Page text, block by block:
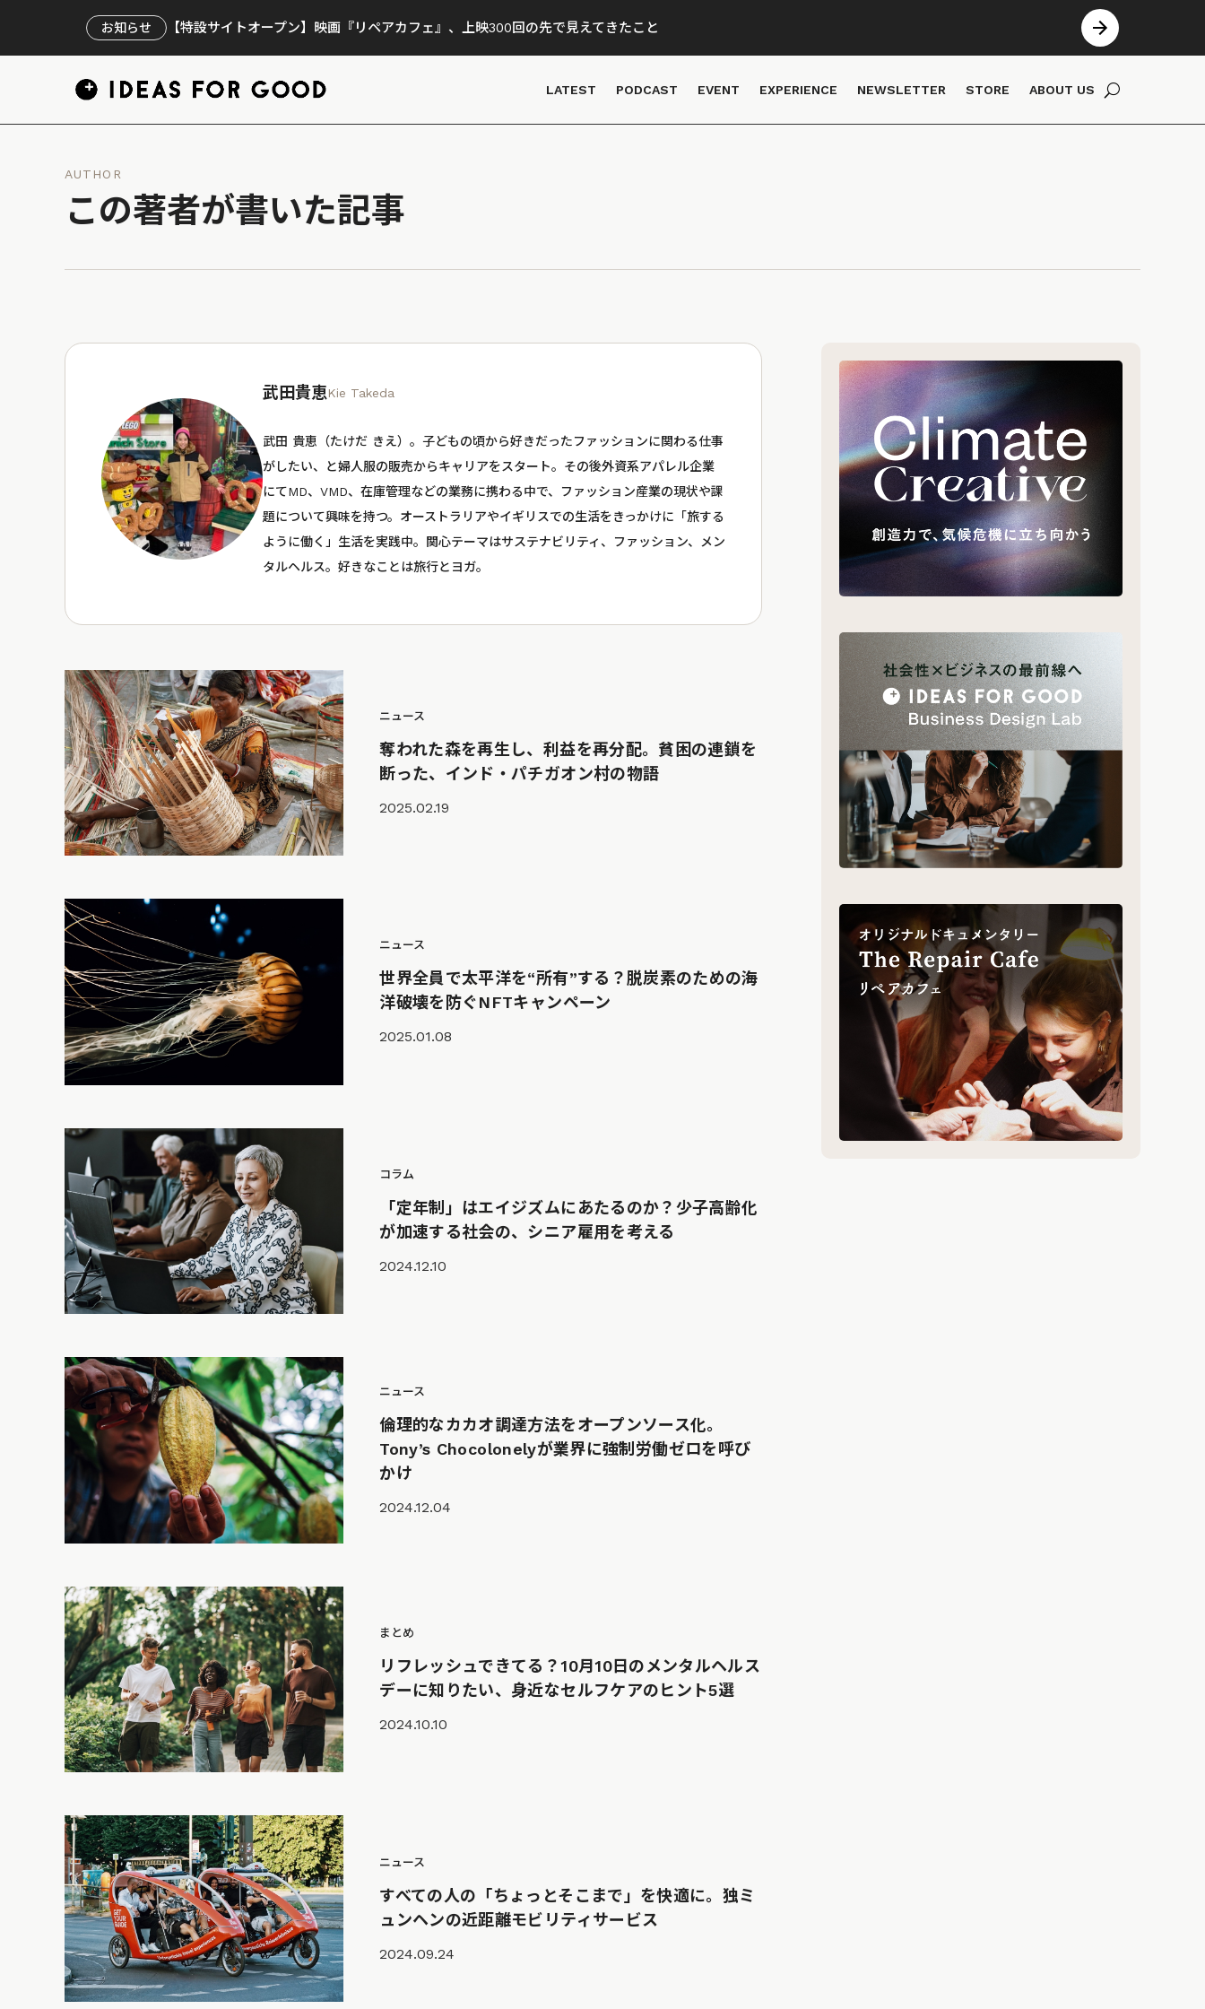
お知らせ 【特設サイトオープン】映画『リペアカフェ』、上映300回の先で見えてきたこと
LATEST PODCAST EVENT EXPERIENCE NEWSLETTER STORE ABOUT US
AUTHOR
この著者が書いた記事
武田貴恵Kie Takeda
武田 貴恵（たけだ きえ）。子どもの頃から好きだったファッションに関わる仕事
がしたい、と婦人服の販売からキャリアをスタート。その後外資系アパレル企業
にてMD、VMD、在庫管理などの業務に携わる中で、ファッション産業の現状や課
題について興味を持つ。オーストラリアやイギリスでの生活をきっかけに「旅する
ように働く」生活を実践中。関心テーマはサステナビリティ、ファッション、メン
タルヘルス。好きなことは旅行とヨガ。
ニュース
奪われた森を再生し、利益を再分配。貧困の連鎖を
断った、インド・パチガオン村の物語
2025.02.19
ニュース
世界全員で太平洋を“所有”する？脱炭素のための海
洋破壊を防ぐNFTキャンペーン
2025.01.08
コラム
「定年制」はエイジズムにあたるのか？少子高齢化
が加速する社会の、シニア雇用を考える
2024.12.10
ニュース
倫理的なカカオ調達方法をオープンソース化。
Tony’s Chocolonelyが業界に強制労働ゼロを呼び
かけ
2024.12.04
まとめ
リフレッシュできてる？10月10日のメンタルヘルス
デーに知りたい、身近なセルフケアのヒント5選
2024.10.10
ニュース
すべての人の「ちょっとそこまで」を快適に。独ミ
ュンヘンの近距離モビリティサービス
2024.09.24